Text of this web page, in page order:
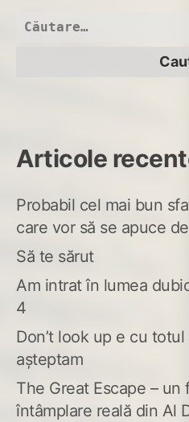
Caută
Articole
Probabil cel mai bun
care vor să se apuce
Să te sărut
Am intrat în lumea
4
Don’t look up e cu
așteptam
The Great Escape –
întâmplare reală din Al